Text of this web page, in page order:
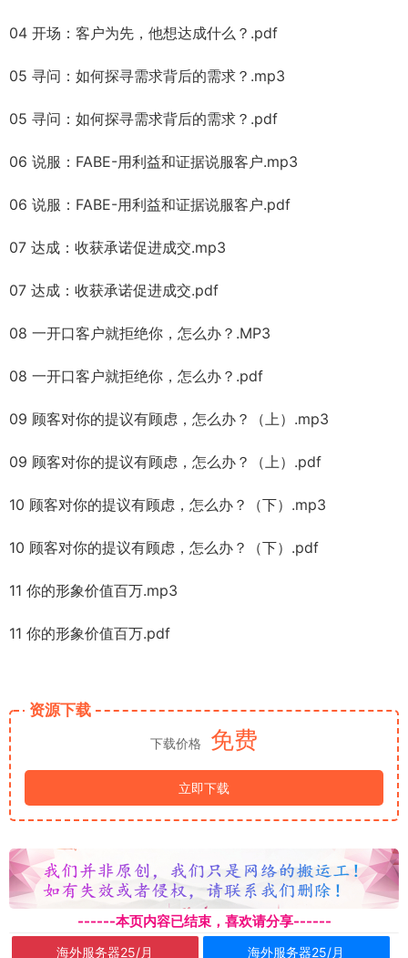
04 开场：客户为先，他想达成什么？.pdf
05 寻问：如何探寻需求背后的需求？.mp3
05 寻问：如何探寻需求背后的需求？.pdf
06 说服：FABE-用利益和证据说服客户.mp3
06 说服：FABE-用利益和证据说服客户.pdf
07 达成：收获承诺促进成交.mp3
07 达成：收获承诺促进成交.pdf
08 一开口客户就拒绝你，怎么办？.MP3
08 一开口客户就拒绝你，怎么办？.pdf
09 顾客对你的提议有顾虑，怎么办？（上）.mp3
09 顾客对你的提议有顾虑，怎么办？（上）.pdf
10 顾客对你的提议有顾虑，怎么办？（下）.mp3
10 顾客对你的提议有顾虑，怎么办？（下）.pdf
11 你的形象价值百万.mp3
11 你的形象价值百万.pdf
资源下载
下载价格 免费
立即下载
------本页内容已结束，喜欢请分享------
海外服务器25/月 海外服务器25/月